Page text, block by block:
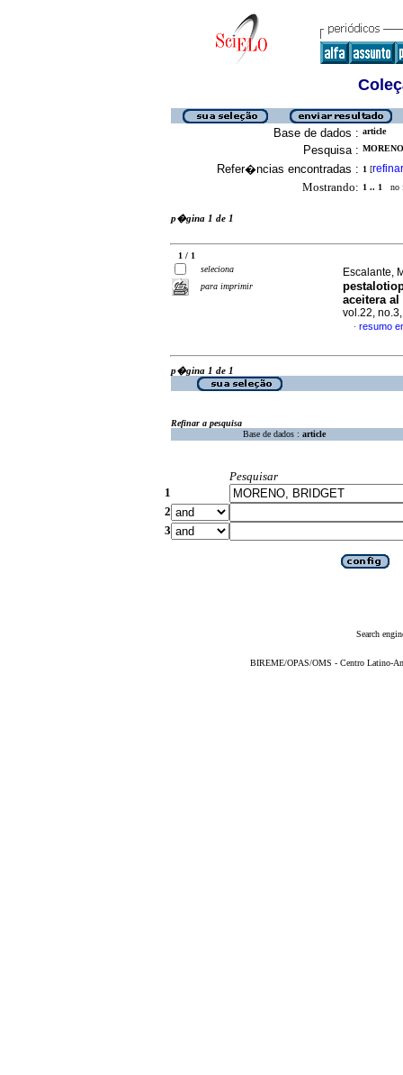
Base de dados : article
Pesquisa :
Refer�ncias encontradas : 1 [refinar
Mostrando: 1 .. 1 no
p�gina 1 de 1
1 / 1
seleciona
para imprimir
Escalante,
aceitera
vol.22,
· resumo
p�gina 1 de 1
Refinar a pesquisa
Base de dados : article
Pesquisar
1
2
3
Search
BIREME/OPAS/OMS - Centro Latino-